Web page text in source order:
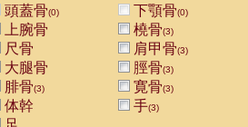
頭蓋骨(0) 下顎骨(0)
上腕骨 橈骨(3)
尺骨 肩甲骨(3)
大腿骨 脛骨(3)
腓骨(3) 寛骨(3)
体幹 手(3)